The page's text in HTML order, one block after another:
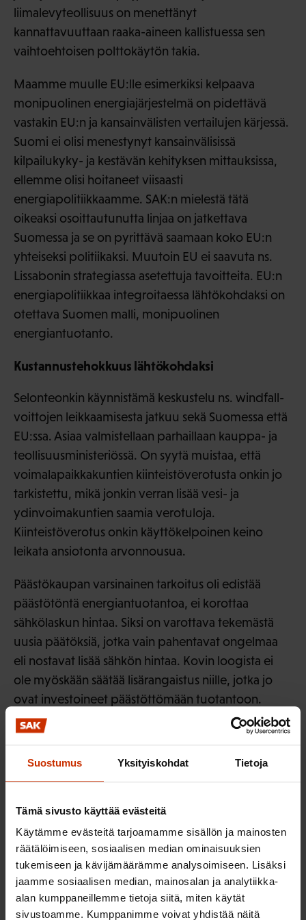
Suostumus Yksityiskohdat Tietoja
Tämä sivusto käyttää evästeitä
Käytämme evästeitä tarjoamamme sisällön ja mainosten
räätälöimiseen, sosiaalisen median ominaisuuksien
tukemiseen ja kävijämäärämme analysoimiseen. Lisäksi
jaamme sosiaalisen median, mainosalan ja analytiikka-
alan kumppaneillemme tietoja siitä, miten käytät
sivustoamme. Kumppanimme voivat yhdistää näitä
liimalevyteollisuus on menettänyt
kannattavuuttaan raaka-aineen kallistuessa sen
vaihtoehtoisen polttokäytön takia.
Maamme muulle EU:lle esimerkiksi kelpaava
monipuolinen energiajärjestelmä on pidettävä
vastakin EU:n ja kansainvälisten vertailujen kärjessä.
Suomi ei olisi menestynyt kansainvälisissä
kilpailukyky- ja kestävän kehityksen mittauksissa,
ellemme olisi hoitaneet viisaasti
energiapolitiikkaamme. SAK:n mielestä tätä
oikeaksi osoittautunutta linjaa on jatkettava
Suomessa ja se on pyrittävä saamaan koko EU:n
yhteiseksi politiikaksi. Muutoin EU ei saavuta ns.
Lissabonin strategiassa asetettuja tavoitteita. EU:n
energiapolitiikkaa integroitaessa lähtökohdaksi on
otettava Suomen malli, monipuolinen
energiantuotanto.
Kustannustehokkuus lähtökohdaksi
Selonteonkin käynnistämä keskustelu ns. windfall-
voittojen leikkaamisesta jatkuu sekä Suomessa että
EU:ssa. Asiaa valmistellaan parhaillaan kauppa- ja
teollisuusministeriössä. On syytä muistaa, että
voimalapaikkakuntien kiinteistöverotusta onkin jo
tarkistettu, mikä jonkin verran lisää vesi- ja
ydinvoimakuntien saamia verotuloja.
Kiinteistöverotus onkin käyttökelpoinen keino
leikata ansiotonta arvonnousua.
Päästökaupan varsinainen tarkoitus oli edistää
päästötöntä energiantuotantoa, ei korottaa
sähkölaskun hintaa. Siksi on varottava tekemästä
uusia päätöksiä, jotka vain pahentavat ongelmaa
eli nostavat lisää sähkön hintaa. Kovin loogista ei
ole myöskään säätää lisärangaistus niille, jotka jo
ovat investoineet päästöttömään tuotantoon.
Poliittisella päätöksellä eli päästökaupalla ja
saatu aikaan ”ansiotonta” arvonnousua, kuten
tilinpäätöstiedotkin kertovat. Windfall-voittojen
leikkaamiselle hyviin tarkoituksiin on siksi tiettyjä
perusteita.
Mutta kun lähdetään sutta pakoon, on syytä pitää
huoli siitä, ettei tule karhu vastaan. Siksi verotuksen